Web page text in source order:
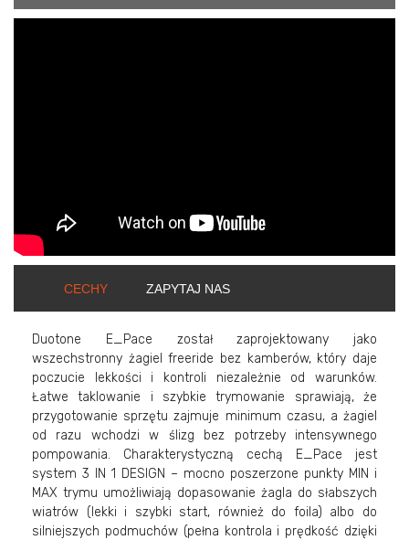
CECHY ZAPYTAJ NAS
Duotone E_Pace został zaprojektowany jako
wszechstronny żagiel freeride bez kamberów, który daje
poczucie lekkości i kontroli niezależnie od warunków.
Łatwe taklowanie i szybkie trymowanie sprawiają, że
przygotowanie sprzętu zajmuje minimum czasu, a żagiel
od razu wchodzi w ślizg bez potrzeby intensywnego
pompowania. Charakterystyczną cechą E_Pace jest
system 3 IN 1 DESIGN – mocno poszerzone punkty MIN i
MAX trymu umożliwiają dopasowanie żagla do słabszych
wiatrów (lekki i szybki start, również do foila) albo do
silniejszych podmuchów (pełna kontrola i prędkość dzięki